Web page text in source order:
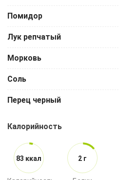
Помидор
Лук репчатый
Морковь
Соль
Перец черный
Калорийность
83 ккал 2 г